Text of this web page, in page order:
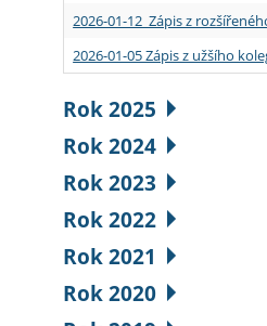
2026-01-12 Zápis z
2026-01-05 Zápis z užšího
Rok 2025
Rok 2024
Rok 2023
Rok 2022
Rok 2021
Rok 2020